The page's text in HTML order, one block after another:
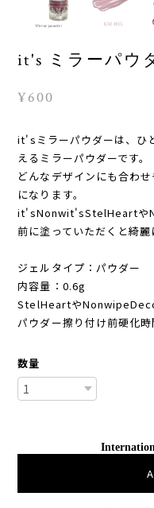
it's ミラーパウ
¥600
it'sミラーパウダーは、ひ
えるミラーパウダーです。
どんなデザインにも合わ
になります。
it'sNonwit'sStelHeartや
前に塗っていただくと綺麗
ジェルタイプ：パウダー
内容量：0.6g
StelHeartや
パウダー擦り付け前硬化
数量